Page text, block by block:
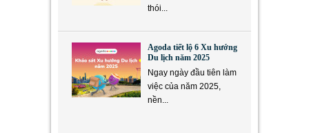
thói...
Agoda tiết lộ 6 Xu hướng
Du lịch năm 2025
Ngay ngày đầu tiên làm
việc của năm 2025,
nền...